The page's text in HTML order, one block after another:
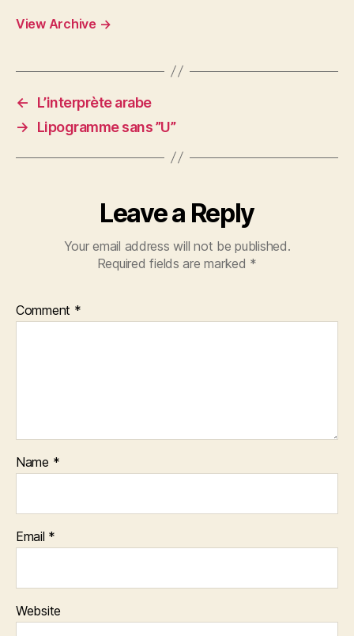
View Archive →
←
L’interprète arabe
→
Lipogramme sans ”U”
Leave a Reply
Your email address will not be published.
Required fields are marked *
Comment *
Name *
Email *
Website